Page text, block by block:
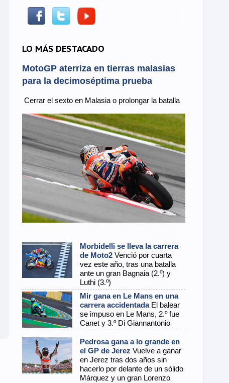
LO MÁS DESTACADO
MotoGP aterriza en tierras malasias
para la decimoséptima prueba
Cerrar el sexto en Malasia o prolongar la batalla
Morbidelli se lleva la carrera
de Moto2 Venció por cuarta
vez este año, tras una batalla
ante un gran Bagnaia (2.º) y
Luthi (3.º)
Mir gana en Le Mans en una
carrera accidentada El balear
se impuso en Le Mans, 2.º fue
Canet y 3.º Di Giannantonio
Pedrosa gana a lo grande en
el GP de Jerez Vuelve a ganar
en Jerez tras dos años sin
hacerlo por delante de un sólido
Márquez y un gran Lorenzo